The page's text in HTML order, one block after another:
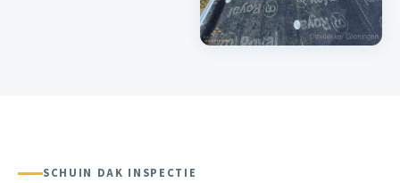
SCHUIN DAK INSPECTIE